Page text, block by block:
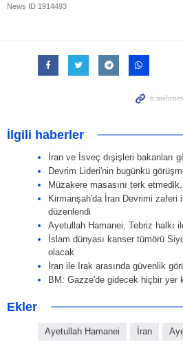
News ID 1914493
İlgili haberler
İran ve İsveç dışişleri bakanları
Devrim Lideri'nin bugünkü
Müzakere masasını terk
Kirmanşah'da İran Devrimi zaferi
düzenlendi
Ayetullah Hamanei, Tebriz halkı
İslam dünyası kanser tümörü
olacak
İran ile Irak arasında güvenlik
BM: Gazze'de gidecek hiçbir yer
Ekler
Ayetullah Hamanei İran